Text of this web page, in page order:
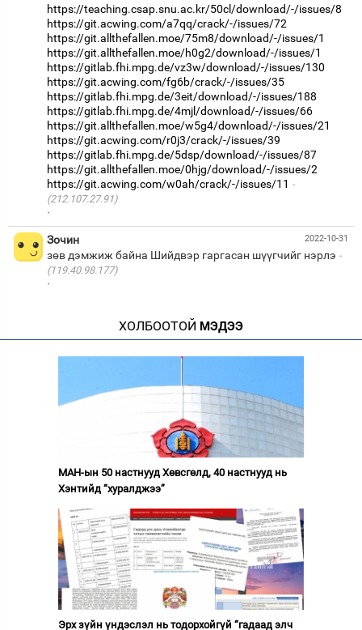
https://teaching.csap.snu.ac.kr/50cl/download/-/issues/8
https://git.acwing.com/a7qq/crack/-/issues/72
https://git.allthefallen.moe/75m8/download/-/issues/1
https://git.allthefallen.moe/h0g2/download/-/issues/1
https://gitlab.fhi.mpg.de/vz3w/download/-/issues/130
https://git.acwing.com/fg6b/crack/-/issues/35
https://gitlab.fhi.mpg.de/3eit/download/-/issues/188
https://gitlab.fhi.mpg.de/4mjl/download/-/issues/66
https://git.allthefallen.moe/w5g4/download/-/issues/21
https://git.acwing.com/r0j3/crack/-/issues/39
https://gitlab.fhi.mpg.de/5dsp/download/-/issues/87
https://git.allthefallen.moe/0hjg/download/-/issues/2
https://git.acwing.com/w0ah/crack/-/issues/11
(212.107.27.91)
·
2022-10-31
Зочин
зөв дэмжиж байна Шийдвэр гаргасан шүүгчийг нэрлэ
(119.40.98.177)
·
ХОЛБООТОЙ МЭДЭЭ
МАН-ын 50 настнууд Хөвсгөлд, 40 настнууд нь
Хэнтийд “хуралджээ”
Эрх зүйн үндэслэл нь тодорхойгүй “гадаад элч